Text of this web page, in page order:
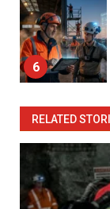
6
RELATED